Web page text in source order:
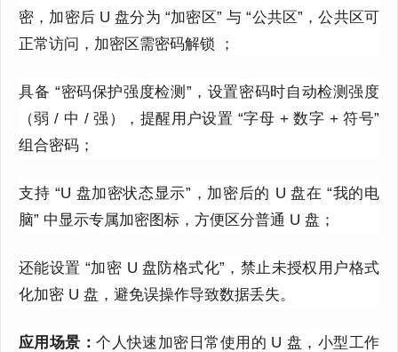
密，加密后 U 盘分为 “加密区” 与 “公共区”，公共区可
正常访问，加密区需密码解锁 ；
具备 “密码保护强度检测”，设置密码时自动检测强度
（弱 / 中 / 强），提醒用户设置 “字母 + 数字 + 符号”
组合密码；
支持 “U 盘加密状态显示”，加密后的 U 盘在 “我的电
脑” 中显示专属加密图标，方便区分普通 U 盘；
还能设置 “加密 U 盘防格式化”，禁止未授权用户格式
化加密 U 盘，避免误操作导致数据丢失。
应用场景：个人快速加密日常使用的 U 盘，小型工作